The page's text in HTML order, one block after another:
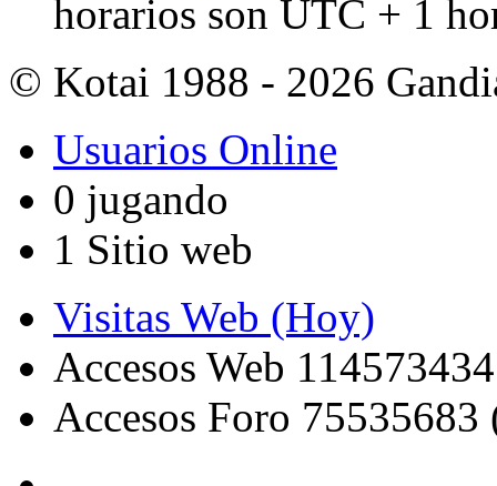
horarios son UTC + 1
© Kotai 1988 - 2026
Usuarios Online
0 jugando
1 Sitio web
Visitas Web (Hoy)
Accesos Web
Accesos Foro 75535683